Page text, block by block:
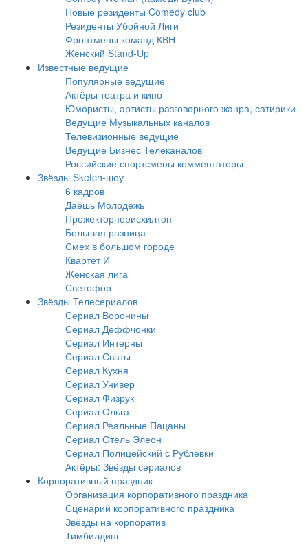
Новые резиденты Comedy club
Резиденты Убойной Лиги
Фронтмены команд КВН
Женский Stand-Up
Известные ведущие
Популярные ведущие
Актёры театра и кино
Юмористы, артисты разговорного жанра, сатирики
Ведущие Музыкальных каналов
Телевизионные ведущие
Ведущие Бизнес Телеканалов
Российские спортсмены комментаторы
Звёзды Sketch-шоу
6 кадров
Даёшь Молодёжь
Прожекторперисхилтон
Большая разница
Смех в большом городе
Квартет И
Женская лига
Светофор
Звёзды Телесериалов
Сериал Воронины
Сериал Деффчонки
Сериал Интерны
Сериал Сваты
Сериал Кухня
Сериал Универ
Сериал Физрук
Сериал Ольга
Сериал Реальные Пацаны
Сериал Отель Элеон
Сериал Полицейский с Рублевки
Актёры: Звёзды сериалов
Корпоративный праздник
Организация корпоративного праздника
Сценарий корпоративного праздника
Звёзды на корпоратив
Тимбилдинг